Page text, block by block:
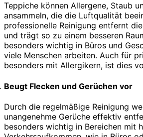
Teppiche können Allergene, Staub
ansammeln, die die Luftqualität
professionelle Reinigung entfernt
und trägt so zu einem besseren
besonders wichtig in Büros und
viele Menschen arbeiten. Auch für
besonders mit Allergikern, ist dies
Beugt Flecken und Gerüchen vor
Durch die regelmäßige Reinigung
unangenehme Gerüche effektiv
besonders wichtig in Bereichen mit